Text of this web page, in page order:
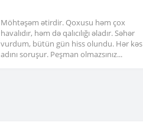
Möhtəşəm ətirdir. Qoxusu həm çox
havalıdır, həm də qalıcılığı əladır. Səhər
vurdum, bütün gün hiss olundu. Hər kəs
adını soruşur. Peşman olmazsınız...